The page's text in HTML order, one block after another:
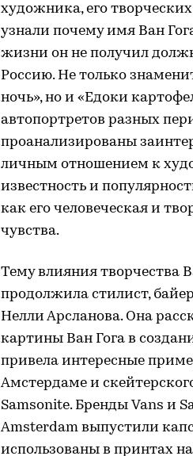
художника, его
узнали почему имя Ван
жизни он не получил
Россию. Не только
ночь», но и «Едоки
автопортретов разных
проанализированы
личным отношением к
известность и
как его человеческая и
чувства.
Тему влияния творчества
продолжила стилист,
Нелли Арсланова. Она
картины Ван Гога в
привела интересные
Амстердаме и
Samsonite. Бренды Vans и
Amsterdam выпустили
использованы в принтах